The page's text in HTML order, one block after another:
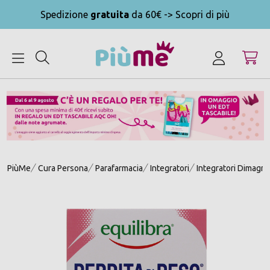
Spedizione gratuita da 60€ -> Scopri di più
PiùMe Cura Persona Parafarmacia Integratori Integratori